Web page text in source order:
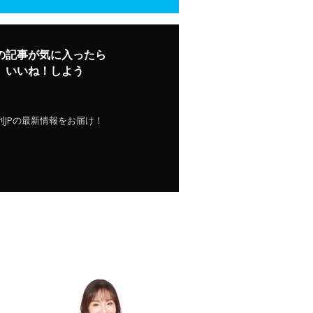
記事が気に入ったら
いいね！しよう
JPの最新情報をお届け！